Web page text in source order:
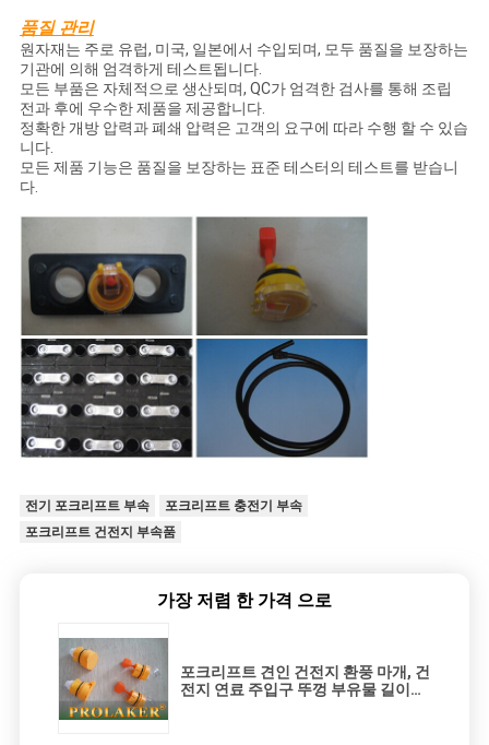
품질 관리
원자재는 주로 유럽, 미국, 일본에서 수입되며, 모두 품질을 보장하는
기관에 의해 엄격하게 테스트됩니다.
모든 부품은 자체적으로 생산되며, QC가 엄격한 검사를 통해 조립
전과 후에 우수한 제품을 제공합니다.
정확한 개방 압력과 폐쇄 압력은 고객의 요구에 따라 수행 할 수 있습
니다.
모든 제품 기능은 품질을 보장하는 표준 테스터의 테스트를 받습니
다.
전기 포크리프트 부속
포크리프트 충전기 부속
포크리프트 건전지 부속품
가장 저렴 한 가격 으로
포크리프트 견인 건전지 환풍 마개, 건
전지 연료 주입구 뚜껑 부유물 길이